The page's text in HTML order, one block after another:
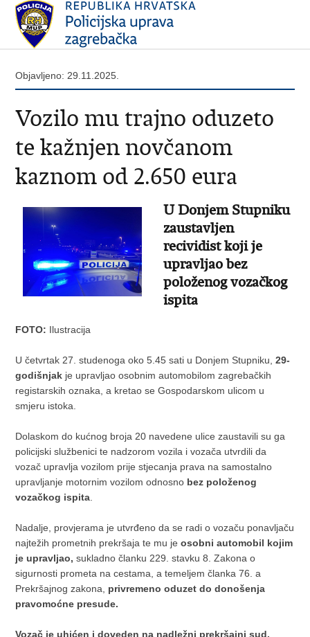
Objavljeno: 29.11.2025.
Vozilo mu trajno oduzeto
te kažnjen novčanom
kaznom od 2.650 eura
U Donjem Stupniku
zaustavljen
recividist koji je
upravljao bez
položenog vozačkog
ispita
FOTO: Ilustracija
U četvrtak 27. studenoga oko 5.45 sati u Donjem Stupniku,29-
godišnjak je upravljao osobnim automobilom zagrebačkih
registarskih oznaka, a kretao se Gospodarskom ulicom u
smjeru istoka.
Dolaskom do kućnog broja 20 navedene ulice zaustavili su ga
policijski službenici te nadzorom vozila i vozača utvrdili da
vozač upravlja vozilom prije stjecanja prava na samostalno
upravljanje motornim vozilom odnosno bez položenog
vozačkog ispita
Nadalje, provjerama je utvrđeno da se radi o vozaču ponavljaču
najtežih prometnih prekršaja te mu jeosobni automobil kojim
je upravljao,sukladno članku 229. stavku 8. Zakona o
sigurnosti prometa na cestama, a temeljem članka 76. a
Prekršajnog zakona,
privremeno oduzet do donošenja
pravomoćne presude.
Vozač je uhićen i doveden na nadležni prekršajni sud.